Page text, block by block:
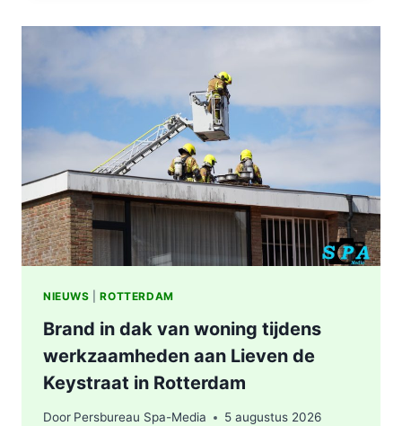
WONING
SENIORENFLAT
WATERTORENWEG
IN
ROTTERDAM
NIEUWS |ROTTERDAM
Brand in dak van woning tijdens
werkzaamheden aan Lieven de
Keystraat in Rotterdam
Door Persbureau Spa-Media 5 augustus 2026